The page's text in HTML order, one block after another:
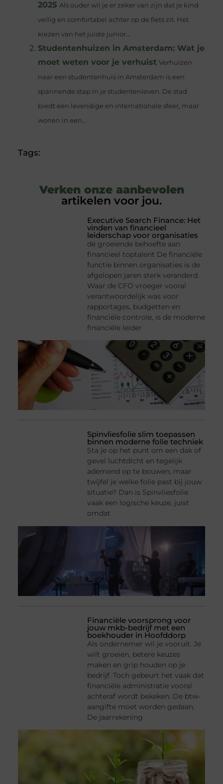
2025 Als ouder wil je er zeker van zijn dat je kind
veilig en comfortabel achter op de fiets zit. Het
kiezen van het juiste junior...
Studentenhuizen in Amsterdam: Wat je
moet weten voor je verhuist Verhuizen
naar een studentenhuis in Amsterdam is een
spannende stap in je studentenleven. De stad
biedt een levendige en internationale sfeer, maar
wonen in een...
Tags:
Verken onze aanbevolen
artikelen voor jou.
Executive Search Finance: Het
vinden van financieel
leiderschap voor organisaties
de groeiende behoefte aan
financieel toptalent De financiële
functie binnen organisaties is de
afgelopen jaren sterk veranderd.
Waar de CFO vroeger vooral
verantwoordelijk was voor
rapportages, budgetten en
financiële controle, is de moderne
financiële leider
Spinvliesfolie slim toepassen
binnen moderne folie techniek
Sta je op het punt om een dak of
gevel luchtdicht en tegelijk
ademend op te bouwen, maar
twijfel je welke folie past bij jouw
situatie? Dan is Spinvliesfolie
vaak een logische keuze, juist
omdat
Financiële voorsprong voor
jouw mkb-bedrijf met een
boekhouder in Hoofddorp
Als ondernemer wil je vooruit. Je
wilt groeien, betere keuzes
maken en grip houden op je
bedrijf. Toch gebeurt het vaak dat
financiële administratie vooral
achteraf wordt bekeken. De btw-
aangifte moet worden gedaan.
De jaarrekening